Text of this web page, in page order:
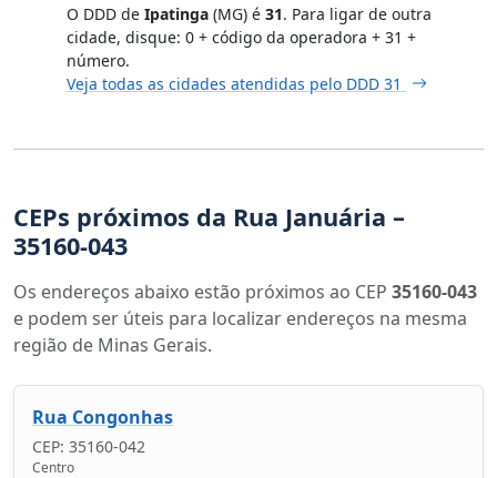
O DDD de Ipatinga (MG) é 31. Para ligar de outra
cidade, disque: 0 + código da operadora + 31 +
número.
Veja todas as cidades atendidas pelo DDD 31
CEPs próximos da Rua Januária –
35160-043
Os endereços abaixo estão próximos ao CEP 35160-043
e podem ser úteis para localizar endereços na mesma
região de Minas Gerais.
Rua Congonhas
CEP: 35160-042
Centro